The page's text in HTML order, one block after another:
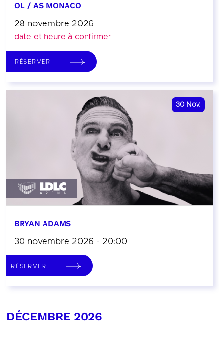
OL / AS MONACO
28 novembre 2026
date et heure à confirmer
RÉSERVER
30 Nov.
BRYAN ADAMS
30 novembre 2026 - 20:00
RÉSERVER
DÉCEMBRE 2026